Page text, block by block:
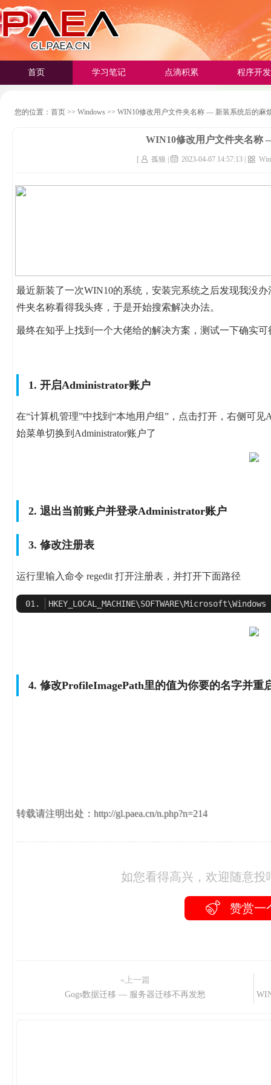
首页 学习笔记 点滴积累 程序开发
您的位置： 首页 >> Windows >> WIN10修改用户文件夹名称 — 新装系统后的麻
WIN10修改用户文件夹名称
[ 孤狼 | 2023-04-07 14:57:13 |
最近新装了一次WIN10的系统，安装完系统之后发现我没
件夹名称看得我头疼，于是开始搜索解决办法。
最终在知乎上找到一个大佬给的解决方案，测试一下确实
1. 开启Administrator账户
在“计算机管理”中找到“本地用户组”，点击打开，右侧可
始菜单切换到Administrator账户了
2. 退出当前账户并登录Administrator账户
3. 修改注册表
运行里输入命令 regedit 打开注册表，并打开下面路径
4. 修改ProfileImagePath里的值为你要的名字并重
转载请注明出处：http://gl.paea.cn/n.php?n=214
如您看得高兴，欢迎随意
赞赏一
«上一篇
Gogs数据迁移 — 服务器迁移不再发愁